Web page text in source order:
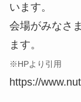
います。
会場がみなさ
ます。
※HPより引用
https://